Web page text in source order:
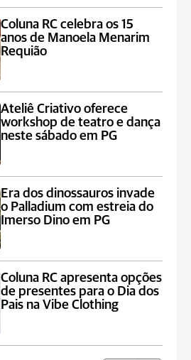
Coluna RC celebra os 15
anos de Manoela Menarim
Requião
Ateliê Criativo oferece
workshop de teatro e dança
neste sábado em PG
Era dos dinossauros invade
o Palladium com estreia do
Imerso Dino em PG
Coluna RC apresenta opções
de presentes para o Dia dos
Pais na Vibe Clothing